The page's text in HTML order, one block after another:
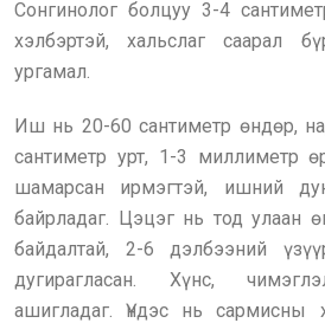
Сонгинолог болцуу 3-4
хэлбэртэй, хальслаг саарал
ургамал.
Иш нь 20-60 сантиметр өндөр,
сантиметр урт, 1-3 миллиметр
шамарсан ирмэгтэй, ишний
байрладаг. Цэцэг нь тод улаан
байдалтай, 2-6 дэлбээний
дугирагласан. Хүнс,
ашигладаг. Үндэс нь